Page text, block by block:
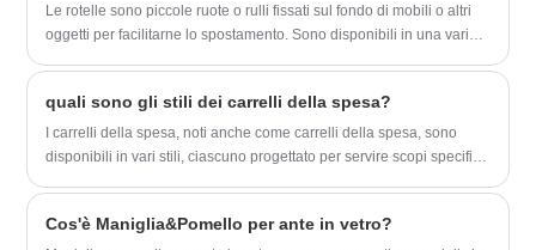
Le rotelle sono piccole ruote o rulli fissati sul fondo di mobili o altri
oggetti per facilitarne lo spostamento. Sono disponibili in una varietà
quali sono gli stili dei carrelli della spesa?
I carrelli della spesa, noti anche come carrelli della spesa, sono
disponibili in vari stili, ciascuno progettato per servire scopi specifici
Cos'è Maniglia&Pomello per ante in vetro?